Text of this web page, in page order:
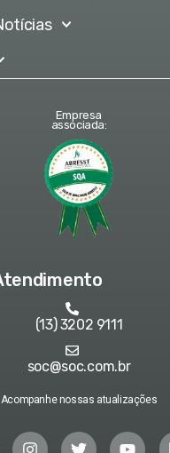
Empresa
associada:
(13) 3202 9111
soc@soc.com.br
Acompanhe nossas atualizações